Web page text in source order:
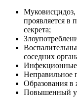
Муковисцидоз,
проявляется в
секрета;
соседних
Инфекционные
Неправильное
Образования в
Повышенный